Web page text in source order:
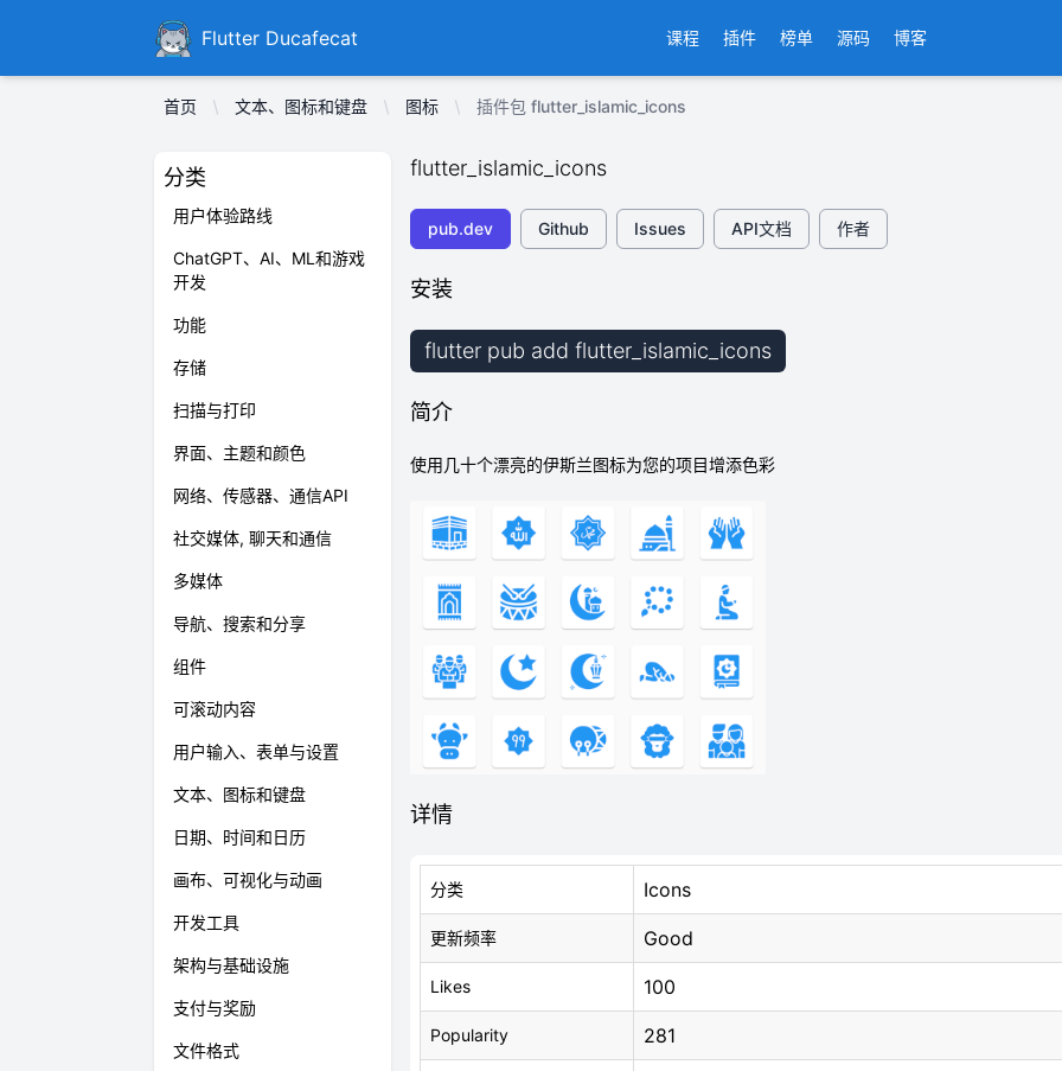
DucafecatFlutter Ducafecat 课程 插件 榜单 源码 博客
首页 文本、图标和键盘 图标 插件包 flutter_islamic_icons
分类
用户体验路线
ChatGPT、AI、ML和游戏
开发
功能
存储
扫描与打印
界面、主题和颜色
网络、传感器、通信API
社交媒体, 聊天和通信
多媒体
导航、搜索和分享
组件
可滚动内容
用户输入、表单与设置
文本、图标和键盘
日期、时间和日历
画布、可视化与动画
开发工具
架构与基础设施
支付与奖励
文件格式
flutter_islamic_icons
pub.dev Github Issues API文档 作者
安装
flutter pub add flutter_islamic_icons
简介
使用几十个漂亮的伊斯兰图标为您的项目增添色彩
详情
分类 Icons
更新频率 Good
Likes 100
Popularity 281